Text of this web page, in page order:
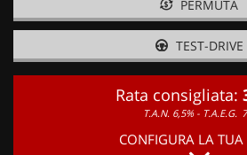
PERMUTA
TEST-DRIVE
Rata consigliata:
T.A.N. 6,5% - T.A.E.G.
CONFIGURA LA TUA